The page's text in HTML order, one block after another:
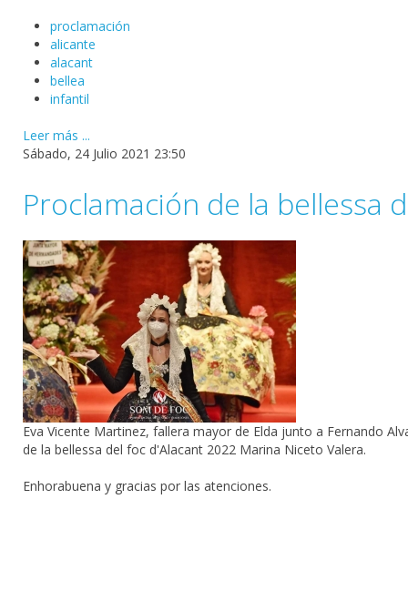
proclamación
alicante
alacant
bellea
infantil
Leer más ...
Sábado, 24 Julio 2021 23:50
Proclamación de la bellessa
Eva Vicente Martinez, fallera mayor de Elda junto a Fernando
de la bellessa del foc d'Alacant 2022 Marina Niceto Valera.
Enhorabuena y gracias por las atenciones.